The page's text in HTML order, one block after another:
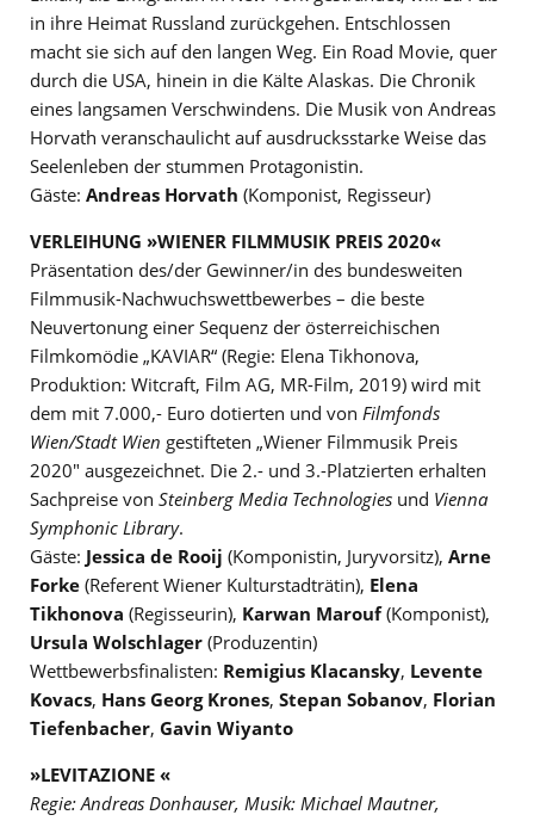
in ihre Heimat Russland zurückgehen. Entschlossen
macht sie sich auf den langen Weg. Ein Road Movie, quer
durch die USA, hinein in die Kälte Alaskas. Die Chronik
eines langsamen Verschwindens. Die Musik von Andreas
Horvath veranschaulicht auf ausdrucksstarke Weise das
Seelenleben der stummen Protagonistin.
Gäste: Andreas Horvath (Komponist, Regisseur)
VERLEIHUNG »WIENER FILMMUSIK PREIS 2020«
Präsentation des/der Gewinner/in des bundesweiten
Filmmusik-Nachwuchswettbewerbes – die beste
Neuvertonung einer Sequenz der österreichischen
Filmkomödie „KAVIAR“ (Regie: Elena Tikhonova,
Produktion: Witcraft, Film AG, MR-Film, 2019) wird mit
dem mit 7.000,- Euro dotierten und von Filmfonds
Wien/Stadt Wien gestifteten „Wiener Filmmusik Preis
2020″ ausgezeichnet. Die 2.- und 3.-Platzierten erhalten
Sachpreise von Steinberg Media Technologies und Vienna
Symphonic Library.
Gäste: Jessica de Rooij (Komponistin, Juryvorsitz), Arne
Forke (Referent Wiener Kulturstadträtin), Elena
Tikhonova (Regisseurin), Karwan Marouf(Komponist),
Ursula Wolschlager (Produzentin)
Wettbewerbsfinalisten: Remigius Klacansky, Levente
Kovacs, Hans Georg Krones, Stepan Sobanov, Florian
Tiefenbacher, Gavin Wiyanto
»LEVITAZIONE «
Regie: Andreas Donhauser, Musik: Michael Mautner,